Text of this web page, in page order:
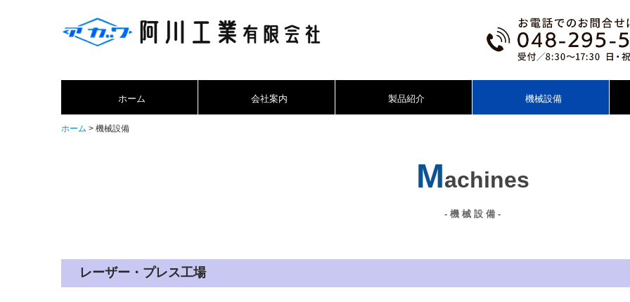
ホーム 会社案内 製品紹介 機械設備
ホーム 機械設備
Machines
- 機 械 設 備 -
レーザー・プレス工場